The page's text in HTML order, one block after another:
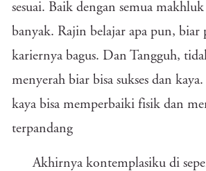
sesuai. Baik dengan semua
banyak. Rajin belajar apa pun, biar
kariernya bagus. Dan Tangguh,
menyerah biar bisa sukses dan
kaya bisa memperbaiki fisik dan
terpandang
Akhirnya kontemplasiku di